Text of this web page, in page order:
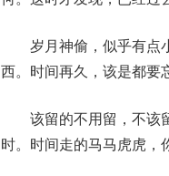
岁月神偷，似乎有点小
西。时间再久，该是都要
该留的不用留，不该留
时。时间走的马马虎虎，